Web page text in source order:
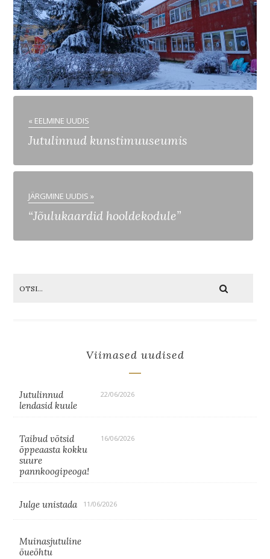
« EELMINE UUDIS
Jutulinnud kunstimuuseumis
JÄRGMINE UUDIS »
“Jõulukaardid hooldekodule”
Viimased uudised
Jutulinnud
lendasid kuule
22/06/2026
Taibud võtsid
õppeaasta kokku
suure
pannkoogipeoga!
16/06/2026
Julge unistada 11/06/2026
Muinasjutuline
õueõhtu